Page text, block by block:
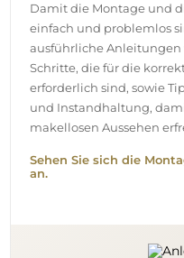
Damit die Montage und
einfach und problemlos
ausführliche Anleitungen
Schritte, die für die
erforderlich sind, sowie
und Instandhaltung,
makellosen Aussehen
Sehen Sie sich die
an.